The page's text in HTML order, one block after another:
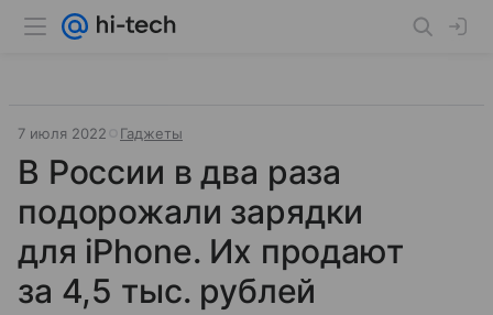
7 июля 2022 Гаджеты
В России в два раза
подорожали зарядки
для iPhone. Их продают
за 4,5 тыс. рублей